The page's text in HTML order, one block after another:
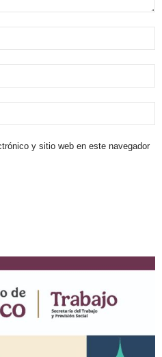
y sitio web en este navegador